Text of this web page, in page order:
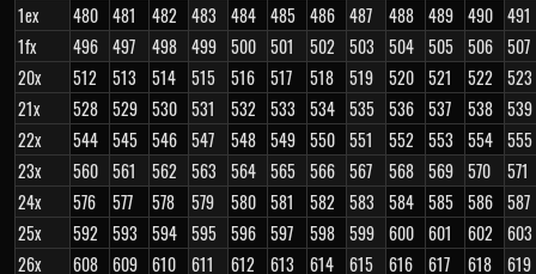
1ex
480 481 482 483 484 485 486 487 488 489 490 491
1fx
496 497 498 499 500 501 502 503 504 505 506 507
20x
512 513 514 515 516 517 518 519 520 521 522 523
21x
528 529 530 531 532 533 534 535 536 537 538 539
22x
544 545 546 547 548 549 550 551 552 553 554 555
23x
560 561 562 563 564 565 566 567 568 569 570
571
24x
576 577 578 579 580 581 582 583 584 585 586 587
25x
592 593 594 595 596 597 598 599 600 601 602 603
26x
608 609 610 611 612 613 614 615 616 617 618
619